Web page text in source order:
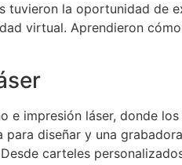
la oportunidad de
virtual. Aprendieron
e impresión láser, donde
diseñar y una
carteles